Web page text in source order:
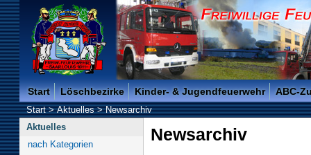
Freiwillige Feuerwehr der Kreisstadt Saarlouis -
Start Löschbezirke Kinder- & Jugendfeuerwehr ABC-
Start>Aktuelles>Newsarchiv
Aktuelles
nach Kategorien
Newsarchiv